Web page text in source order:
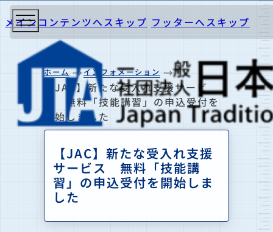
メインコンテンツへスキップ フッターへスキップ
ホーム インフォメーション
【JAC】新たな受入れ支援サービ
ス 無料「技能講習」の申込受付を
開始しました
【JAC】新たな受入れ支援
サービス 無料「技能講
習」の申込受付を開始しま
した